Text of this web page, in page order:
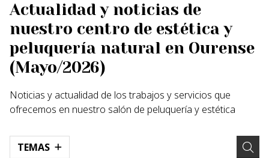
Actualidad y noticias de
nuestro centro de estética y
peluquería natural en Ourense
(Mayo/2026)
Noticias y actualidad de los trabajos y servicios que
ofrecemos en nuestro salón de peluquería y estética
TEMAS